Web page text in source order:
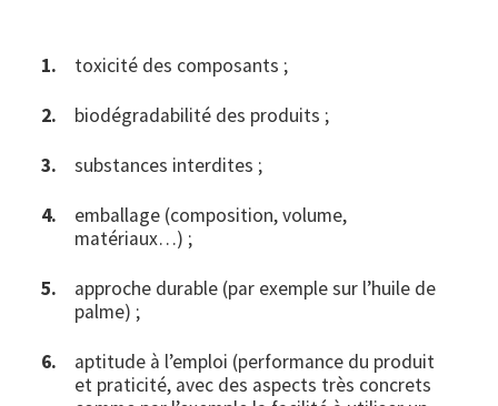
toxicité des composants ;
biodégradabilité des produits ;
substances interdites ;
emballage (composition, volume,
matériaux…) ;
approche durable (par exemple sur l’huile de
palme) ;
aptitude à l’emploi (performance du produit
et praticité, avec des aspects très concrets